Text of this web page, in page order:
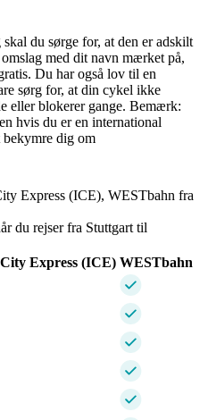
du sørge for, at den er adskilt
med dit navn mærket på,
Du har også lov til en
sørg for, at din cykel ikke
eller blokerer gange. Bemærk:
hvis du er en international
bekymre dig om
Express (ICE), WESTbahn fra
du rejser fra Stuttgart til
Express (ICE) WESTbahn